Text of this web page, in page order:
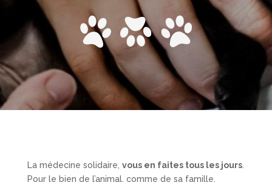
La médecine solidaire, vous en faites tous les jours.
Pour le bien de l’animal, comme de sa famille.